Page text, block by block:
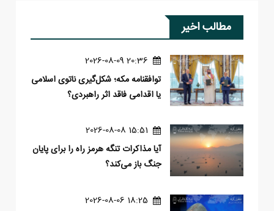
مطالب اخیر
20:36 2026-08-09
توافقنامه مکه؛ شکل‌گیری ناتوی اسلامی
یا اقدامی فاقد اثر راهبردی؟
15:51 2026-08-08
آیا مذاکرات تنگه هرمز راه را برای پایان
جنگ باز می‌کند؟
18:25 2026-08-06